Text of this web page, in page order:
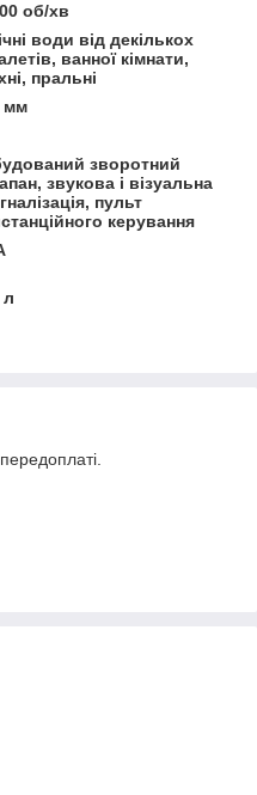
об/хв
води від декількох
ванної кімнати,
пральні
мм
зворотний
звукова і візуальна
пульт
керування
л